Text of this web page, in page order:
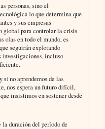
personas, sino el
lo que determina que
y sus empresas
global para controlar la crisis
olas en todo el mundo, es
seguirán explotando
investigaciones, incluso
si no aprendemos de las
nos espera un futuro difícil,
insistimos en sostener desde
la duración del período de